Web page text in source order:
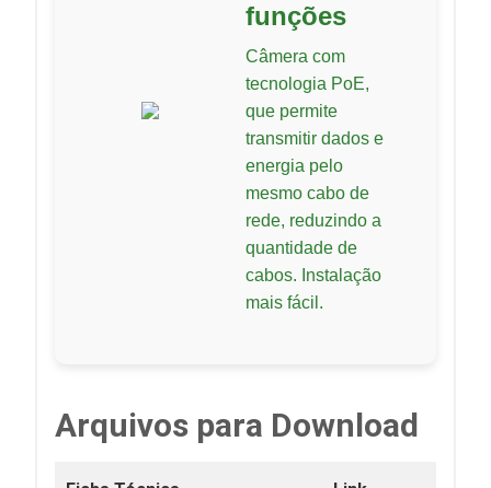
funções
Câmera com
tecnologia PoE,
que permite
transmitir dados e
energia pelo
mesmo cabo de
rede, reduzindo a
quantidade de
cabos. Instalação
mais fácil.
Arquivos para Download